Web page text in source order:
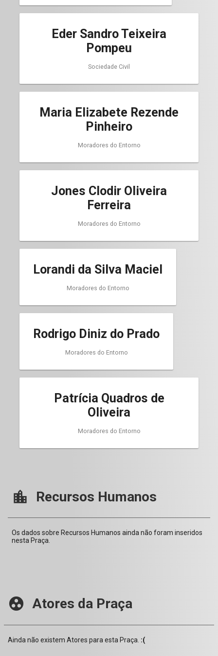
Eder Sandro Teixeira
Pompeu
Sociedade Civil
Maria Elizabete Rezende
Pinheiro
Moradores do Entorno
Jones Clodir Oliveira
Ferreira
Moradores do Entorno
Lorandi da Silva Maciel
Moradores do Entorno
Rodrigo Diniz do Prado
Moradores do Entorno
Patrícia Quadros de
Oliveira
Moradores do Entorno
location_city Recursos Humanos
Os dados sobre Recursos Humanos ainda não foram inseridos
nesta Praça.
group_work Atores da Praça
Ainda não existem Atores para esta Praça. :(